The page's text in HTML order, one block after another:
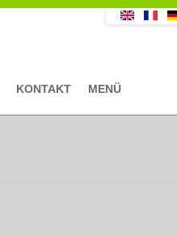
KONTAKT MENÜ